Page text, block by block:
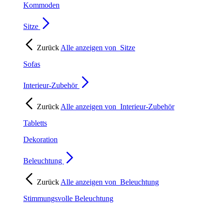
Kommoden
Sitze
Zurück Alle anzeigen von Sitze
Sofas
Interieur-Zubehör
Zurück Alle anzeigen von Interieur-Zubehör
Tabletts
Dekoration
Beleuchtung
Zurück Alle anzeigen von Beleuchtung
Stimmungsvolle Beleuchtung